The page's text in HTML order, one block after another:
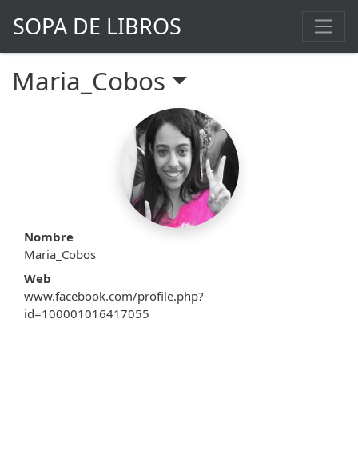
SOPA DE LIBROS
Maria_Cobos
Nombre
Maria_Cobos
Web
www.facebook.com/profile.php?
id=100001016417055